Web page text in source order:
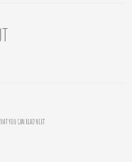
YOU CAN READ NEXT